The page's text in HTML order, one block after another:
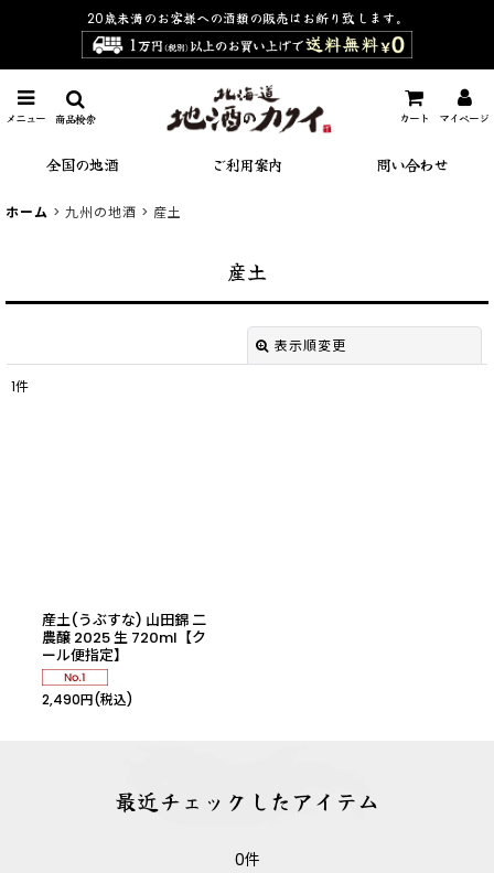
20歳未満のお客様への酒類の販売は お断り致します。
メニュー カート マイページ
全国の地酒 ご利用案内 問い合わせ
商品検索
ホーム > 九州の地酒 > 産土
産土
表示順変更
1件
産土(うぶすな) 山田錦 二
農醸 2025 生 720ml【ク
ール便指定】
2,490円(税込)
最近チェックしたアイテム
0件